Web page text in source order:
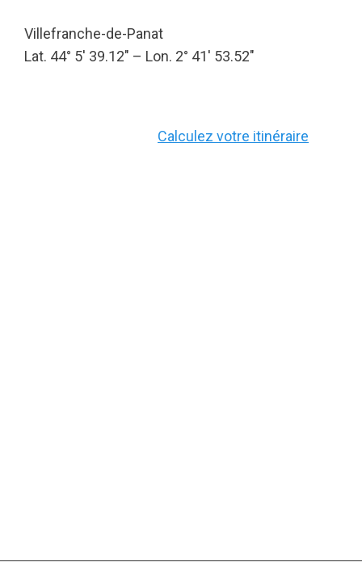
Villefranche-de-Panat
Lat. 44° 5′ 39.12″ – Lon. 2° 41′ 53.52″
Calculez votre itinéraire